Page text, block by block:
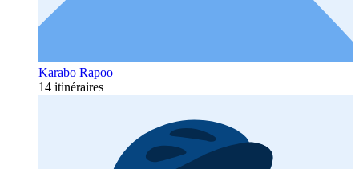
Karabo Rapoo
14 itinéraires